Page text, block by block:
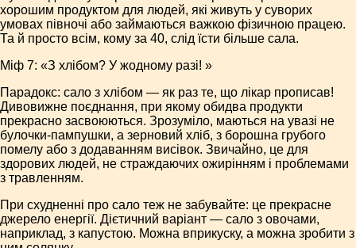
хорошим продуктом для людей, які живуть у суворих
умовах півночі або займаються важкою фізичною працею.
Та й просто всім, кому за 40, слід їсти більше сала.
Міф 7: «З хлібом? У жодному разі! »
Парадокс: сало з хлібом — як раз те, що лікар прописав!
Дивовижне поєднання, при якому обидва продукти
прекрасно засвоюються. Зрозуміло, маються на увазі не
булочки-пампушки, а зерновий хліб, з борошна грубого
помелу або з додаванням висівок. Звичайно, це для
здорових людей, не страждаючих ожирінням і проблемами
з травленням.
При схудненні про сало теж не забувайте: це прекрасне
джерело енергії. Дієтичний варіант — сало з овочами,
наприклад, з капустою. Можна вприкуску, а можна зробити з